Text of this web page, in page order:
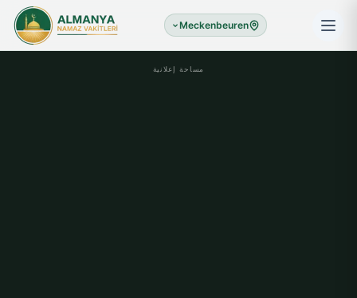
Meckenbeuren
مساحة إعلانية